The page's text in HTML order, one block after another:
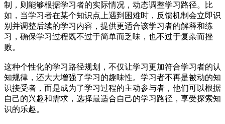
制，则能够根据学习者的实际情况，动态调整学习路径。比
如，当学习者在某个知识点上遇到困难时，反馈机制会立即识
别并调整后续的学习内容，提供更适合该学习者的解释和练
习，确保学习过程既不过于简单而乏味，也不过于复杂而挫
败。
这种个性化的学习路径规划，不仅让学习更加符合学习者的认
知规律，还大大增强了学习的趣味性。学习者不再是被动的知
识接受者，而是成为了学习过程的主动参与者，他们可以根据
自己的兴趣和需求，选择最适合自己的学习路径，享受探索知
识的乐趣。